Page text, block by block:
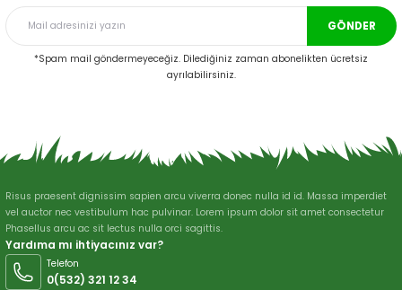
Bu ürüne benzer farklı alternatifler olmalı.
Gönder
GÖNDER
*Spam mail göndermeyeceğiz. Dilediğiniz zaman abonelikten ücretsiz
ayrılabilirsiniz.
Risus praesent dignissim sapien arcu viverra donec nulla id id. Massa imperdiet
vel auctor nec vestibulum hac pulvinar. Lorem ipsum dolor sit amet consectetur
Phasellus arcu ac sit lectus nulla orci sagittis.
Yardıma mı ihtiyacınız var?
Telefon
0(532) 321 12 34